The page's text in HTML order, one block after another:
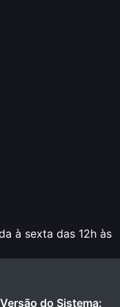
à sexta das 12h às
do Sistema: